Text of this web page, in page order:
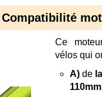
Compatibilité
Ce
vélos qui
A) de
110mm